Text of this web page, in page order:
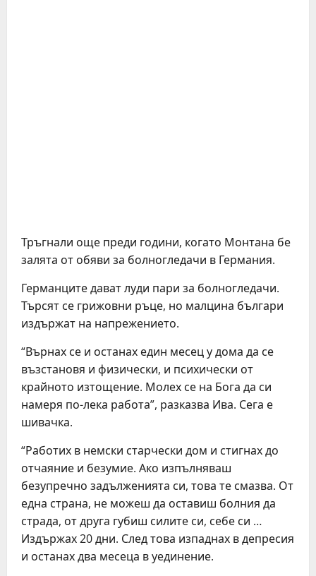
Тръгнали още преди години, когато Монтана бе
залята от обяви за болногледачи в Германия.
Германците дават луди пари за болногледачи.
Търсят се грижовни ръце, но малцина българи
издържат на напрежението.
“Върнах се и останах един месец у дома да се
възстановя и физически, и психически от
крайното изтощение. Молех се на Бога да си
намеря по-лека работа”, разказва Ива. Сега е
шивачка.
“Работих в немски старчески дом и стигнах до
отчаяние и безумие. Ако изпълняваш
безупречно задълженията си, това те смазва. От
една страна, не можеш да оставиш болния да
страда, от друга губиш силите си, себе си …
Издържах 20 дни. След това изпаднах в депресия
и останах два месеца в уединение.